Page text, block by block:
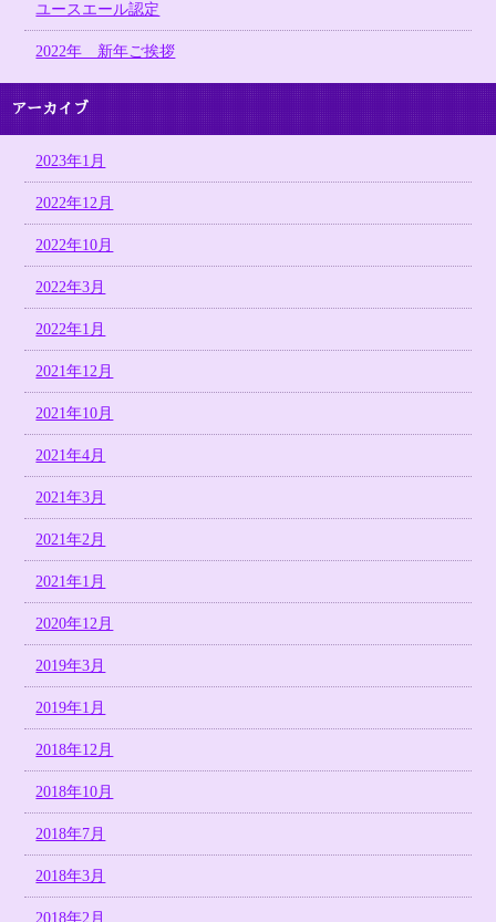
ユースエール認定
2022年 新年ご挨拶
アーカイブ
2023年1月
2022年12月
2022年10月
2022年3月
2022年1月
2021年12月
2021年10月
2021年4月
2021年3月
2021年2月
2021年1月
2020年12月
2019年3月
2019年1月
2018年12月
2018年10月
2018年7月
2018年3月
2018年2月